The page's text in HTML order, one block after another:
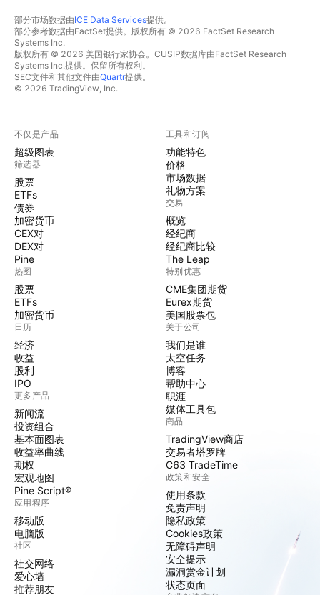
部分市场数据由ICE Data Services提供。
部分参考数据由FactSet提供。版权所有 © 2026 FactSet Research
Systems Inc.
版权所有 © 2026 美国银行家协会。CUSIP数据库由FactSet Research
Systems Inc.提供。保留所有权利。
SEC文件和其他文件由Quartr提供。
© 2026 TradingView, Inc.
不仅是产品
超级图表
筛选器
股票
ETFs
债券
加密货币
CEX对
DEX对
Pine
热图
股票
ETFs
加密货币
日历
经济
收益
股利
IPO
更多产品
新闻流
投资组合
基本面图表
收益率曲线
期权
宏观地图
Pine Script®
应用程序
移动版
电脑版
社区
社交网络
爱心墙
推荐朋友
工具和订阅
功能特色
价格
市场数据
礼物方案
交易
概览
经纪商
经纪商比较
The Leap
特别优惠
CME集团期货
Eurex期货
美国股票包
关于公司
我们是谁
太空任务
博客
帮助中心
职涯
媒体工具包
商品
TradingView商店
交易者塔罗牌
C63 TradeTime
政策和安全
使用条款
免责声明
隐私政策
Cookies政策
无障碍声明
安全提示
漏洞赏金计划
状态页面